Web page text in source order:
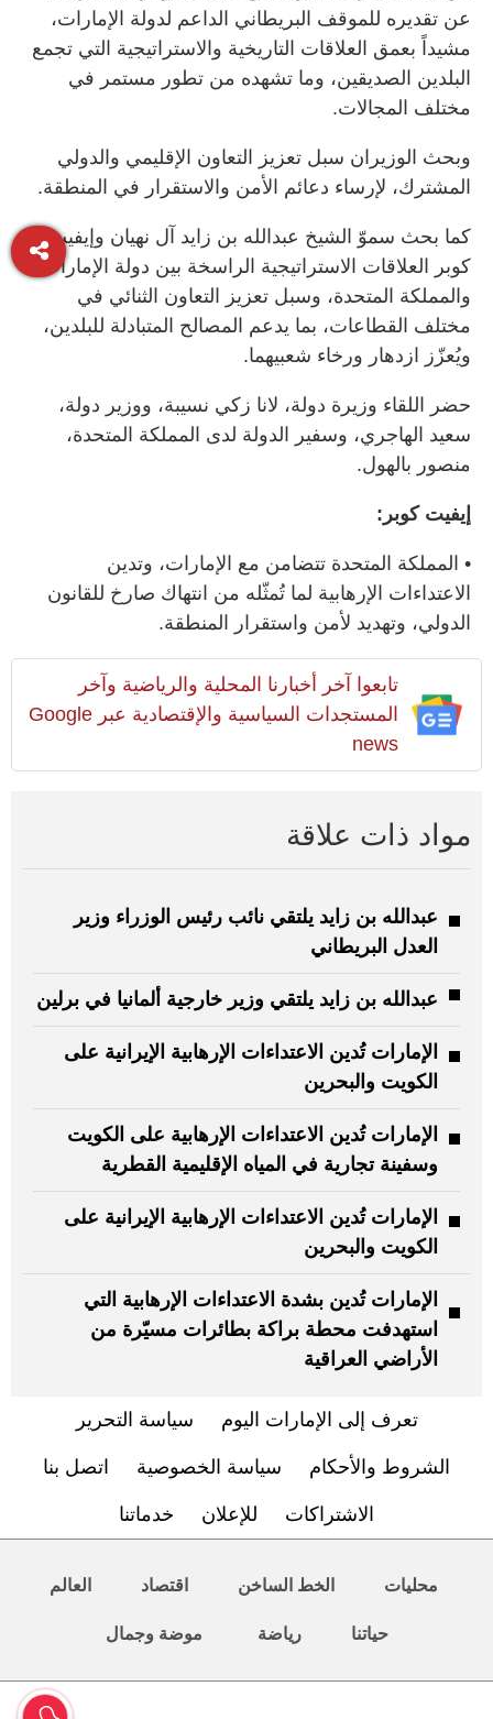
عن تقديره للموقف البريطاني الداعم لدولة الإمارات،
مشيداً بعمق العلاقات التاريخية والاستراتيجية التي تجمع
البلدين الصديقين، وما تشهده من تطور مستمر في
مختلف المجالات.
وبحث الوزيران سبل تعزيز التعاون الإقليمي والدولي
المشترك، لإرساء دعائم الأمن والاستقرار في المنطقة.
كما بحث سموّ الشيخ عبدالله بن زايد آل نهيان وإيفيت
كوبر العلاقات الاستراتيجية الراسخة بين دولة الإمارات
والمملكة المتحدة، وسبل تعزيز التعاون الثنائي في
مختلف القطاعات، بما يدعم المصالح المتبادلة للبلدين،
ويُعزّز ازدهار ورخاء شعبيهما.
حضر اللقاء وزيرة دولة، لانا زكي نسيبة، ووزير دولة،
سعيد الهاجري، وسفير الدولة لدى المملكة المتحدة،
منصور بالهول.
إيفيت كوبر:
• المملكة المتحدة تتضامن مع الإمارات، وتدين
الاعتداءات الإرهابية لما تُمثّله من انتهاك صارخ للقانون
الدولي، وتهديد لأمن واستقرار المنطقة.
تابعوا آخر أخبارنا المحلية والرياضية وآخر
المستجدات السياسية والإقتصادية عبر Google
news
مواد ذات علاقة
عبدالله بن زايد يلتقي نائب رئيس الوزراء وزير
العدل البريطاني
عبدالله بن زايد يلتقي وزير خارجية ألمانيا في برلين
الإمارات تُدين الاعتداءات الإرهابية الإيرانية على
الكويت والبحرين
الإمارات تُدين الاعتداءات الإرهابية على الكويت
وسفينة تجارية في المياه الإقليمية القطرية
الإمارات تُدين الاعتداءات الإرهابية الإيرانية على
الكويت والبحرين
الإمارات تُدين بشدة الاعتداءات الإرهابية التي
استهدفت محطة براكة بطائرات مسيّرة من
الأراضي العراقية
تعرف إلى الإمارات اليوم سياسة التحرير
الشروط والأحكام سياسة الخصوصية اتصل بنا
الاشتراكات للإعلان خدماتنا
محليات الخط الساخن اقتصاد العالم
حياتنا رياضة موضة وجمال